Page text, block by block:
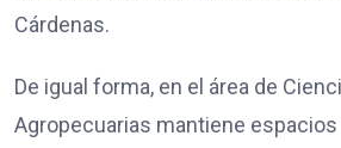
Cárdenas.
De igual forma, en el área de
Agropecuarias mantiene espacios